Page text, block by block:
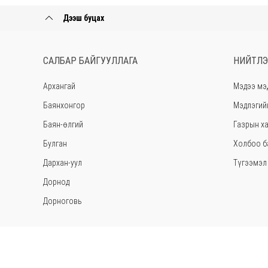
Дээш буцах
САЛБАР БАЙГУУЛЛАГА
Архангай
Баянхонгор
Баян-өлгий
Булган
Дархан-уул
Дорнод
Дорноговь
Мэдээ
Газрын
Холбоо
Түгээмэл